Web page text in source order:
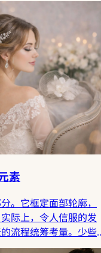
素
。它框定面部轮廓，
际上，令人信服的发
流程统筹考量。少些